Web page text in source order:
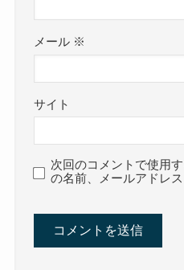
メール ※
サイト
次回のコメントで使用
の名前、メールアドレ